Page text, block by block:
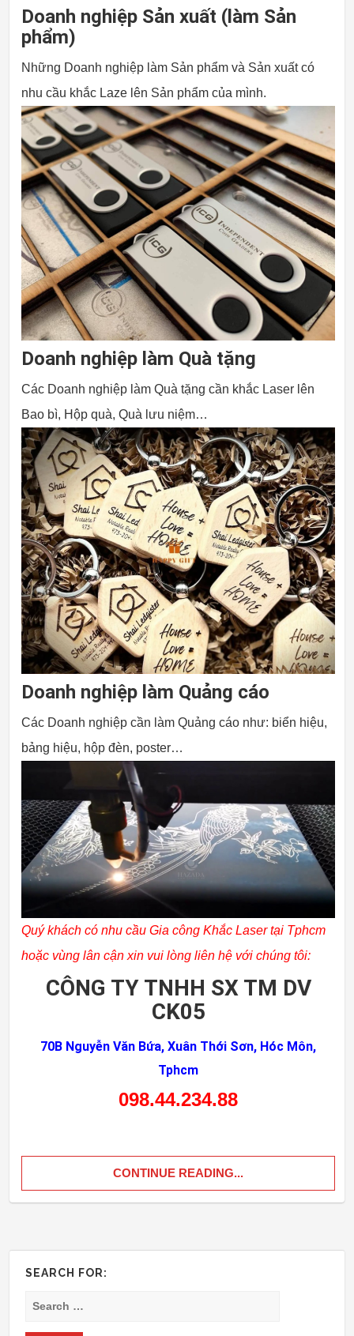
Doanh nghiệp Sản xuất (làm Sản
phẩm)
Những Doanh nghiệp làm Sản phẩm và Sản xuất có
nhu cầu khắc Laze lên Sản phẩm của mình.
Doanh nghiệp làm Quà tặng
Các Doanh nghiệp làm Quà tặng cần khắc Laser lên
Bao bì, Hộp quà, Quà lưu niệm…
Doanh nghiệp làm Quảng cáo
Các Doanh nghiệp cần làm Quảng cáo như: biển hiệu,
bảng hiệu, hộp đèn, poster…
Quý khách có nhu cầu Gia công Khắc Laser tại Tphcm
hoặc vùng lân cận xin vui lòng liên hệ với chúng tôi:
CÔNG TY TNHH SX TM DV
CK05
70B Nguyễn Văn Bứa, Xuân Thới Sơn, Hóc Môn,
Tphcm
098.44.234.88
CONTINUE READING...
SEARCH FOR: